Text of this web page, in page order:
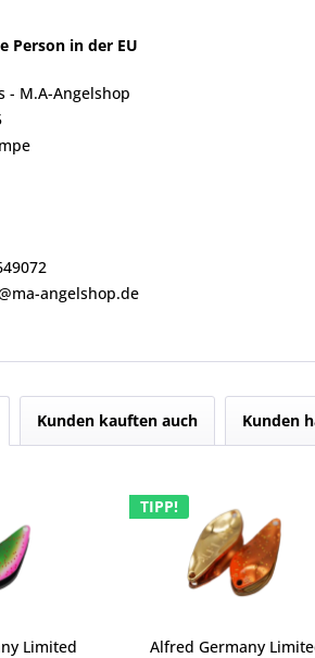
Person in der EU
- M.A-Angelshop
angelshop.de
Kunden kauften auch Kunden
Limited
TIPP!
Alfred Germany